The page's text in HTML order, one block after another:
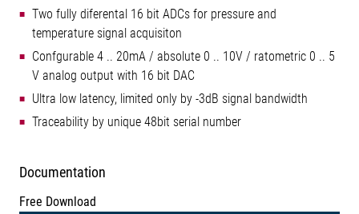
Two fully diferental 16 bit ADCs for pressure and
temperature signal acquisiton
Confgurable 4 .. 20mA / absolute 0 .. 10V / ratometric 0 .. 5
V analog output with 16 bit DAC
Ultra low latency, limited only by -3dB signal bandwidth
Traceability by unique 48bit serial number
Documentation
Free Download